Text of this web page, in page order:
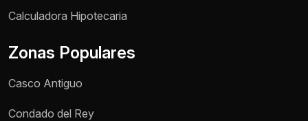
Teléfono / WhatsApp *
Calculadora Hipotecaria
Zonas Populares
Casco Antiguo
Condado del Rey